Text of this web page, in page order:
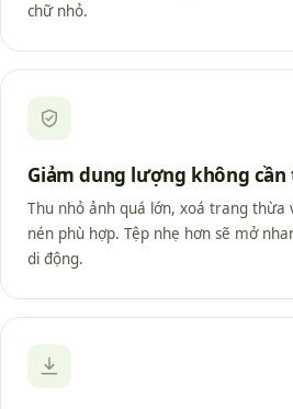
chữ nhỏ.
Giảm dung lượng không
Thu nhỏ ảnh quá lớn, xoá trang thừa
nén phù hợp. Tệp nhẹ hơn sẽ mở
di động.